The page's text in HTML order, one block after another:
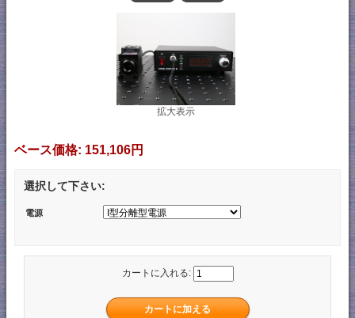
拡大表示
ベース価格: 151,106円
選択して下さい:
電源
カートに入れる: